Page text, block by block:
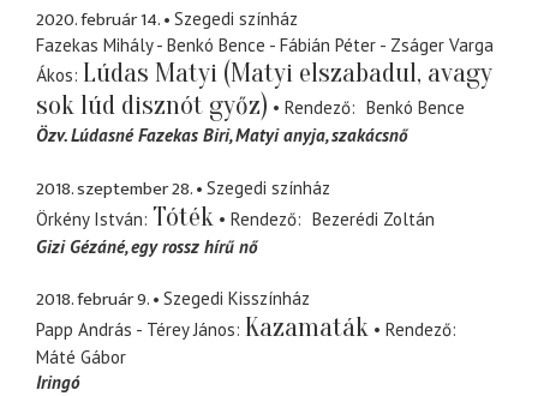
2020. február 14.
Szegedi színház
Fazekas Mihály - Benkó Bence - Fábián Péter - Zságer Varga
Ákos Lúdas Matyi (Matyi elszabadul, avagy
sok lúd disznót győz)
Rendező
Benkó Bence
Özv. Lúdasné Fazekas Biri Matyi anyja, szakácsnő
2018. szeptember 28.
Szegedi színház
Örkény István Tóték Rendező
Bezerédi Zoltán
Gizi Gézáné egy rossz hírű nő
2018. február 9.
Szegedi Kisszínház
Papp András - Térey János Kazamaták
Rendező
Máté Gábor
Iringó